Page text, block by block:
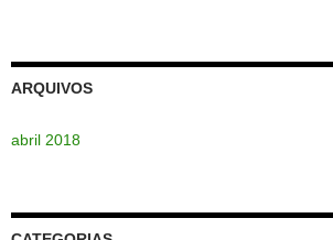
ARQUIVOS
abril 2018